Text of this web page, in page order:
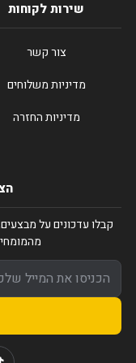
שירות לקוחות
צור קשר
מדיניות משלוחים
מדיניות החזרה
קבלו עדכונים על